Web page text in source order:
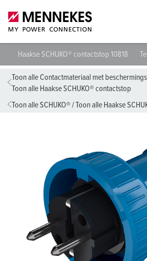
Haakse SCHUKO® contactstop 10818
Toon alle Contactmateriaal met
Toon alle Haakse SCHUKO® contactstop
Toon alle SCHUKO®/Toon alle Haakse